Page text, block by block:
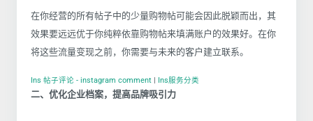
在你经营的所有帖子中的少量购物帖可能会因此脱颖而出，其
效果要远远优于你纯粹依靠购物帖来填满账户的效果好。在你
将这些流量变现之前，你需要与未来的客户建立联系。
Ins 帖子评论 - instagram comment | Ins服务分类
二、优化企业档案，提高品牌吸引力